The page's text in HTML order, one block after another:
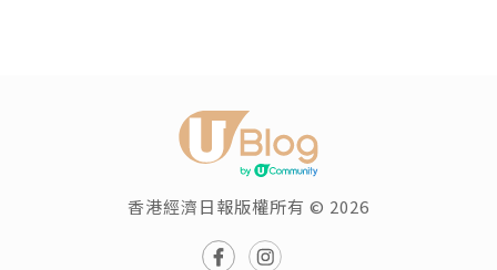
香港經濟日報版權所有 © 2026